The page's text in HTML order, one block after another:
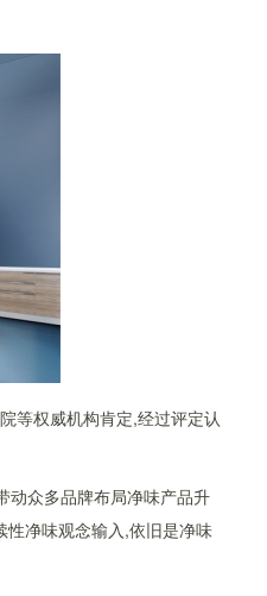
等权威机构肯定,经过评定认
动众多品牌布局净味产品升
性净味观念输入,依旧是净味